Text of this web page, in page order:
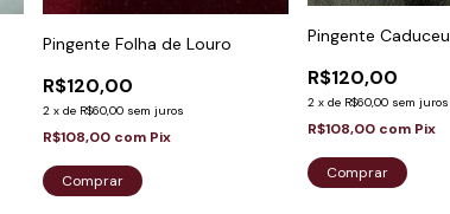
Pingente Folha de Louro
R$120,00
2 xde R$60,00 sem juros
R$108,00 com Pix
Comprar
Pingente Caduceu
R$120,00
2 x de R$60,00 sem juros
R$108,00 com Pix
Comprar